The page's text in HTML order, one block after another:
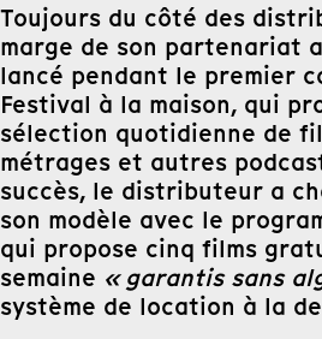
Toujours du côté des
marge de son partenariat
lancé pendant le premier
Festival à la maison, qui
sélection quotidienne de
métrages et autres
succès, le distributeur a
son modèle avec le
qui propose cinq films
semaine « garantis sans
système de location à la